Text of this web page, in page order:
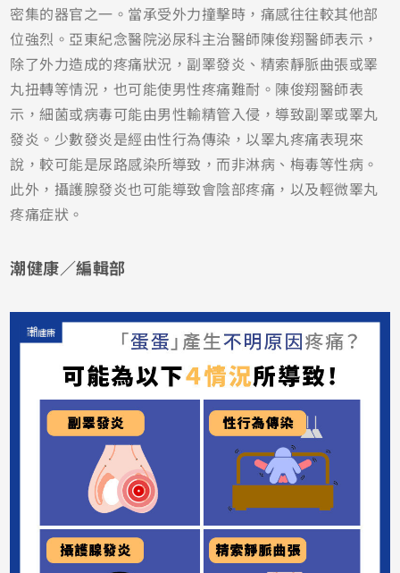
密集的器官之一。當承受外力撞擊時，痛感往往較其他部
位強烈。亞東紀念醫院泌尿科主治醫師陳俊翔醫師表示，
除了外力造成的疼痛狀況，副睪發炎、精索靜脈曲張或睪
丸扭轉等情況，也可能使男性疼痛難耐。陳俊翔醫師表
示，細菌或病毒可能由男性輸精管入侵，導致副睪或睪丸
發炎。少數發炎是經由性行為傳染，以睪丸疼痛表現來
說，較可能是尿路感染所導致，而非淋病、梅毒等性病。
此外，攝護腺發炎也可能導致會陰部疼痛，以及輕微睪丸
疼痛症狀。
潮健康／編輯部